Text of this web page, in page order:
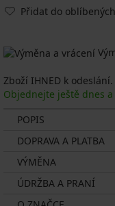
Přidat do oblíbených
Zboží IHNED k odeslání.
Objednejte ještě dnes
POPIS
DOPRAVA A PLATBA
VÝMĚNA
ÚDRŽBA A PRANÍ